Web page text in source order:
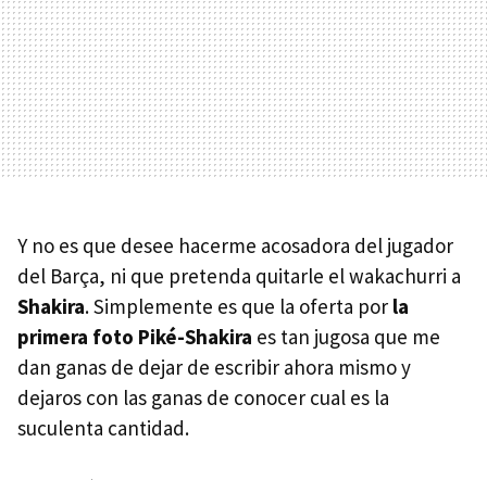
Y no es que desee hacerme acosadora del jugador
del Barça, ni que pretenda quitarle el wakachurri a
Shakira. Simplemente es que la oferta por la
primera foto Piké-Shakira es tan jugosa que me
dan ganas de dejar de escribir ahora mismo y
dejaros con las ganas de conocer cual es la
suculenta cantidad.